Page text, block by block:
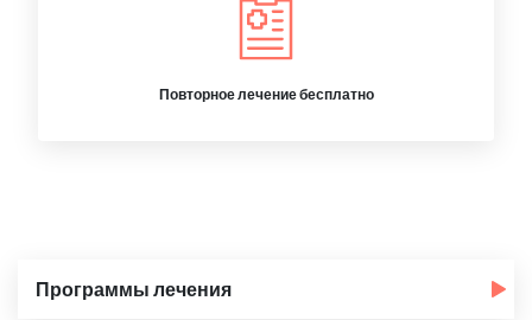
Повторное лечение бесплатно
Программы лечения